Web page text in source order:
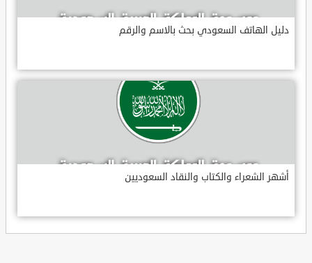
دليل الهاتف السعودي بحث بالاسم والرقم
أشهر الشعراء والكتاب والنقاد السعوديين